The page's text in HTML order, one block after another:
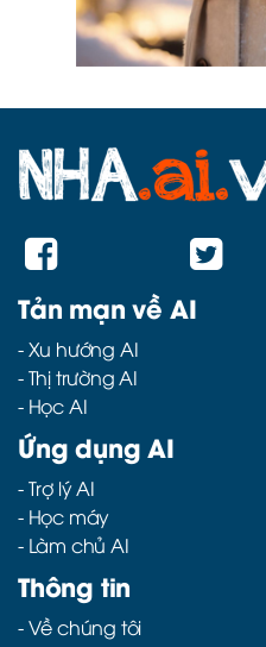
Tản mạn về AI
-Xu hướng AI
-Thị trường AI
- Học AI
Ứng dụng AI
-Trợ lý AI
- Học máy
- Làm chủ AI
Thông tin
- Về chúng tôi